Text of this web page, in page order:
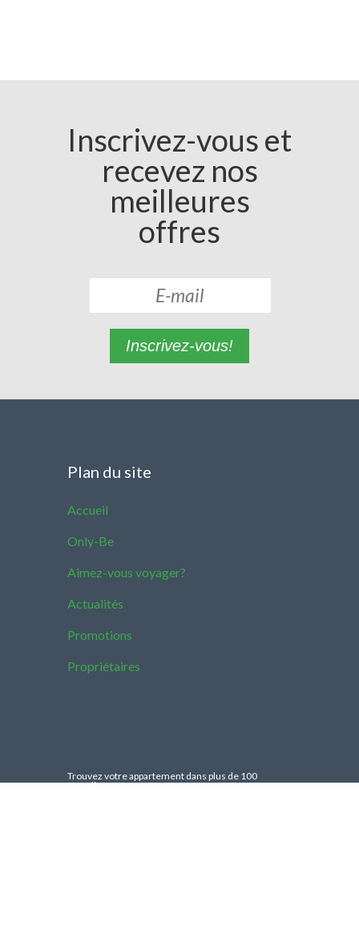
Inscrivez-vous et
recevez nos
meilleures
offres
Inscrivez-vous!
Plan du site
Accueil
Only-Be
Aimez-vous voyager?
Actualités
Promotions
Propriétaires
Trouvez votre appartement dans plus de 100
pays différents.